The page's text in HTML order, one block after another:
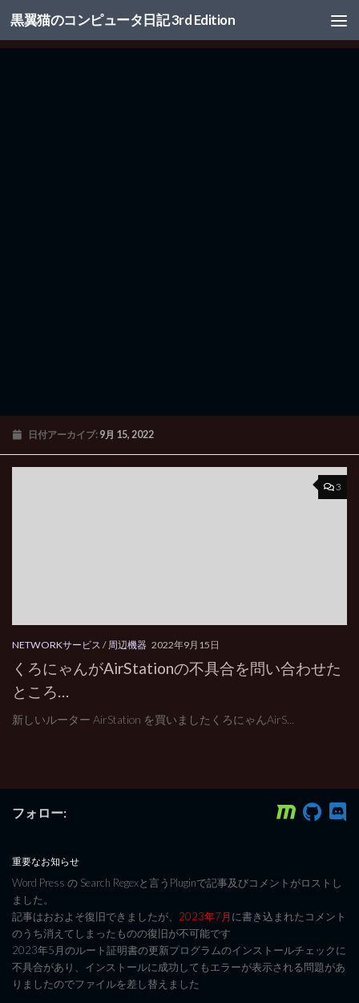
コンテンツへスキップ
黒翼猫のコンピュータ日記 3rd Edition
日付アーカイブ: 9月 15, 2022
3
NETWORKサービス / 周辺機器 2022年9月15日
くろにゃんがAirStationの不具合を問い合わせた
ところ…
新しいルーター AirStation を買いましたくろにゃんAirS...
フォロー:
重要なお知らせ
Word Press の Search Regexと言うPluginで記事及びコメントがロストし
ました。
記事はおおよそ復旧できましたが、 2023年7月に書き込まれたコメント
のうち消えてしまったものの復旧が不可能です
2023年5月のルート証明書の更新プログラムのインストールチェックに
不具合があり、インストールに成功してもエラーが表示される問題があ
りましたのでファイルを差し替えました